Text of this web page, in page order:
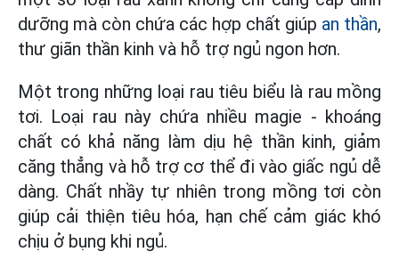
dưỡng mà còn chứa các hợp chất giúp an thần,
thư giãn thần kinh và hỗ trợ ngủ ngon hơn.
Một trong những loại rau tiêu biểu là rau mồng
tơi. Loại rau này chứa nhiều magie - khoáng
chất có khả năng làm dịu hệ thần kinh, giảm
căng thẳng và hỗ trợ cơ thể đi vào giấc ngủ dễ
dàng. Chất nhầy tự nhiên trong mồng tơi còn
giúp cải thiện tiêu hóa, hạn chế cảm giác khó
chịu ở bụng khi ngủ.